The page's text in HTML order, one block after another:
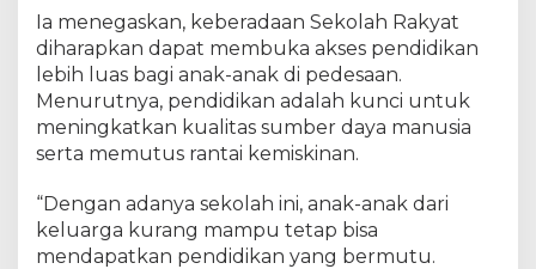
Ia menegaskan, keberadaan Sekolah Rakyat
diharapkan dapat membuka akses pendidikan
lebih luas bagi anak-anak di pedesaan.
Menurutnya, pendidikan adalah kunci untuk
meningkatkan kualitas sumber daya manusia
serta memutus rantai kemiskinan.
“Dengan adanya sekolah ini, anak-anak dari
keluarga kurang mampu tetap bisa
mendapatkan pendidikan yang bermutu.